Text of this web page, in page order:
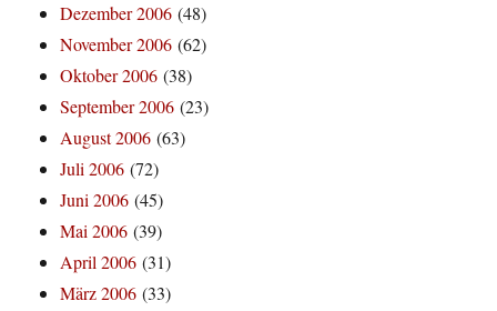
Dezember 2006 (48)
November 2006 (62)
Oktober 2006 (38)
September 2006 (23)
August 2006 (63)
Juli 2006 (72)
Juni 2006 (45)
Mai 2006 (39)
April 2006 (31)
März 2006 (33)